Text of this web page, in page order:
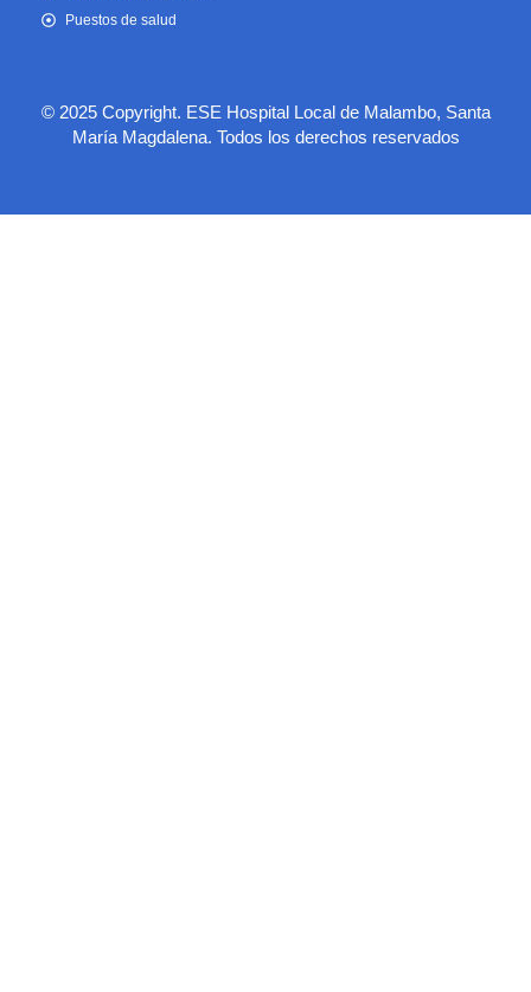
Puestos de salud
© 2025 Copyright. ESE Hospital Local de Malambo, Santa
María Magdalena. Todos los derechos reservados